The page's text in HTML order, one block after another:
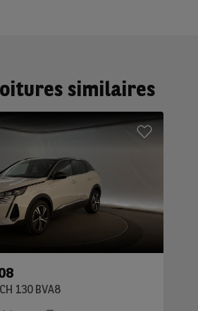
similaires
130 BVA8